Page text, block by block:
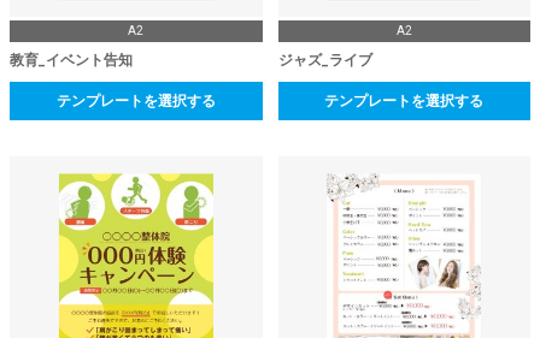
A2
教育_イベント告知
テンプレートを選択する
A2
ジャズ_ライブ
テンプレートを選択する